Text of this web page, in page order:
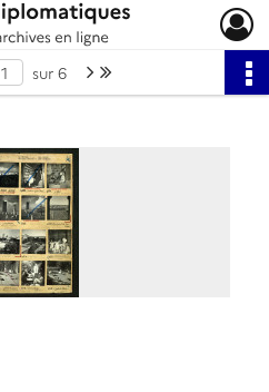
sur 6 Page suivante : 1/6